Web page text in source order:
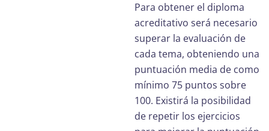
Para obtener el diploma
acreditativo será necesario
superar la evaluación de
cada tema, obteniendo una
puntuación media de como
mínimo 75 puntos sobre
100. Existirá la posibilidad
de repetir los ejercicios